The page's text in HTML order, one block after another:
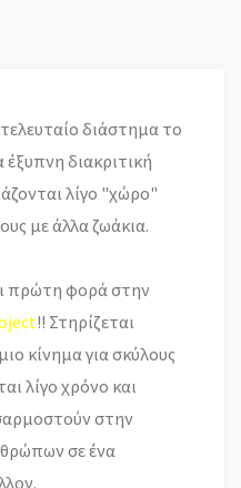
διάστημα το
έξυπνη διακριτική
λίγο "χώρο"
με άλλα ζωάκια.
πρώτη φορά στην
!! Στηρίζεται
κίνημα για σκύλους
λίγο χρόνο και
στην
σε ένα